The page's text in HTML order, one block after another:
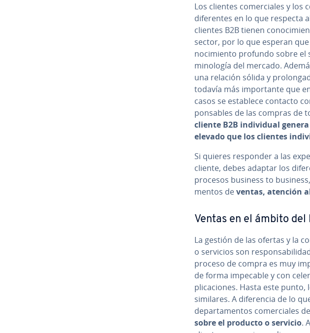
Los clientes co­me­r­cia­les y los
di­fe­re­n­tes en lo que respecta
clientes B2B tienen
sector, por lo que esperan
no­ci­mie­n­to profundo sobre el
mi­no­lo­gía del mercado.
una relación sólida y
todavía más im­po­r­ta­n­te que
casos se establece contacto
po­n­sa­bles de las compras de
cliente B2B in­di­vi­dual genera
elevado que los clientes
Si quieres responder a las
cliente, debes adaptar los
procesos business to
me­n­tos deventas, atención
Ventas en el ámbito del
La gestión de las ofertas y la
o servicios son
proceso de compra es muy
de forma impecable y con
pli­ca­cio­nes. Hasta este punto,
similares. A di­fe­re­n­cia de lo
de­pa­r­ta­me­n­tos co­me­r­cia­les
sobre el producto o servicio.